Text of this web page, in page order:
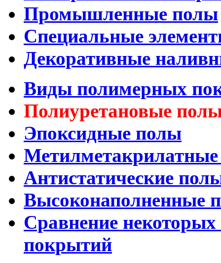
Промышленные полы
Специальные
Декоративные
Виды полимерных
Полиуретановые
Эпоксидные полы
Антистатические
Высоконаполненные
Сравнение
покрытий